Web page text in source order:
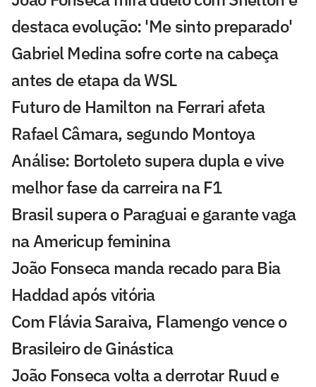
destaca evolução: 'Me sinto preparado'
Gabriel Medina sofre corte na cabeça
antes de etapa da WSL
Futuro de Hamilton na Ferrari afeta
Rafael Câmara, segundo Montoya
Análise: Bortoleto supera dupla e vive
melhor fase da carreira na F1
Brasil supera o Paraguai e garante vaga
na Americup feminina
João Fonseca manda recado para Bia
Haddad após vitória
Com Flávia Saraiva, Flamengo vence o
Brasileiro de Ginástica
João Fonseca volta a derrotar Ruud e